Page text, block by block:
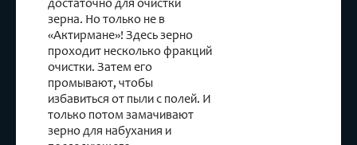
достаточно для очистки
зерна. Но только не в
«Актирмане»! Здесь зерно
проходит несколько фракций
очистки. Затем его
промывают, чтобы
избавиться от пыли с полей. И
только потом замачивают
зерно для набухания и